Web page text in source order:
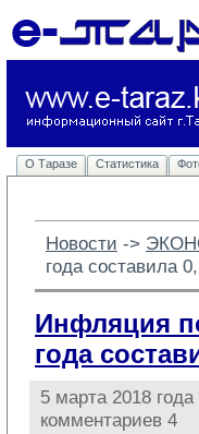
О Таразе Статистика
Новости ->
года составила
Инфляция
года
5 марта 2018 года
комментариев 4